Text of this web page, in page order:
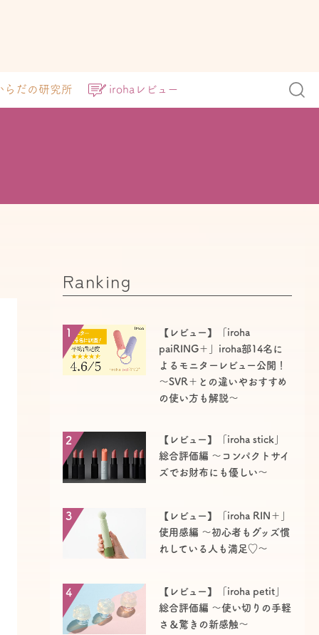
らだの研究所 irohaレビュー
Ranking
1
【レビュー】「iroha
paiRING＋」iroha部14名に
よるモニターレビュー公開！
～SVR＋との違いやおすすめ
の使い方も解説～
2
【レビュー】「iroha stick」
総合評価編 ～コンパクトサイ
ズでお財布にも優しい〜
3
【レビュー】「iroha RIN＋」
使用感編 〜初心者もグッズ慣
れしている人も満足♡～
4
【レビュー】「iroha petit」
総合評価編 ～使い切りの手軽
さ＆驚きの新感触～